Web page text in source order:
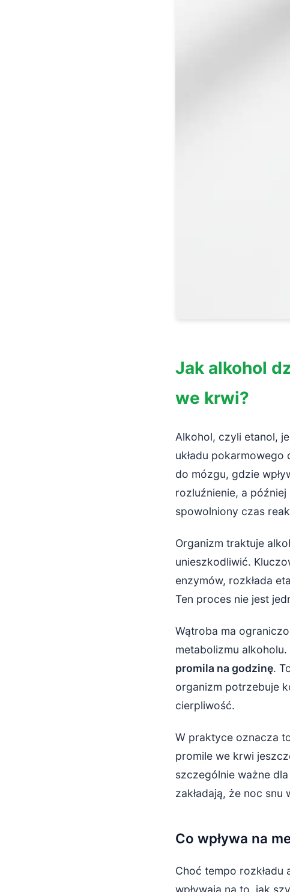
Jak alkohol
we krwi?
Alkohol, czyli etanol,
układu
do mózgu, gdzie
rozluźnienie, a
spowolniony czas
Organizm traktuje
unieszkodliwić.
enzymów, rozkłada
Ten proces nie jest
Wątroba ma
metabolizmu
promila na godzinę.
organizm potrzebuje
cierpliwość.
W praktyce oznacza
promile we krwi
szczególnie ważne
zakładają, że noc snu
Co wpływa na
Choć tempo rozkładu
wpływają na to, jak